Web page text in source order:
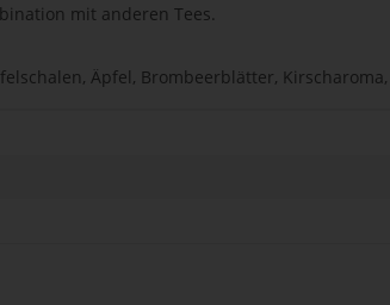
mit anderen Tees.
Äpfel, Brombeerblätter,